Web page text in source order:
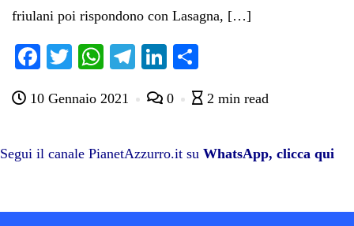
friulani poi rispondono con Lasagna, […]
Fa
bo
T
tte
W
ts
pp
Te
gr
m
Li
ed di
di
10 Gennaio 2021 0 2 min read
Segui il canale PianetAzzurro.it su WhatsApp, clicca qui